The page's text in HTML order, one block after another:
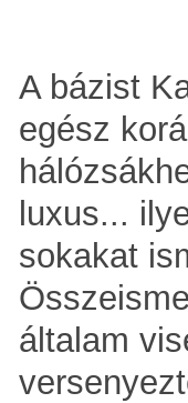
A bázist
egész
luxus...
sokakat
általam